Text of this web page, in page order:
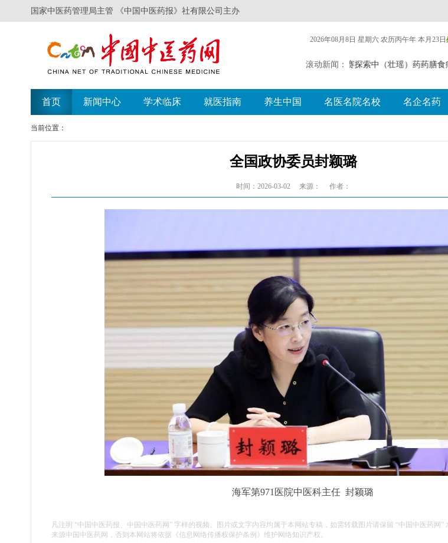
国家中医药管理局主管 《中国中医药报》社有限公司主办
2026年08月8日 星期六 农历丙午年 本月23日
滚动新闻：
广西举办比赛探索中（壮瑶）药药膳食
首页 新闻中心 学术临床 就医指南 养生中国 名医名院名校 名企名药
当前位置：
全国政协委员封颖璐
时间：2026-03-02 来源： 作者：
海军第971医院中医科主任 封颖璐
凡注明 “中国中医药报、中国中医药网” 字样的视频、图片或文字内容均属于本网站专稿，如需转载图片请保留 “中国中医药网”
来源中国中医药网，否则本网站将依据《信息网络传播权保护条例》维护网络知识产权。